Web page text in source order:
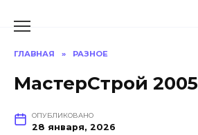
ГЛАВНАЯ » РАЗНОЕ
МастерСтрой 2005
ОПУБЛИКОВАНО
28 января, 2026